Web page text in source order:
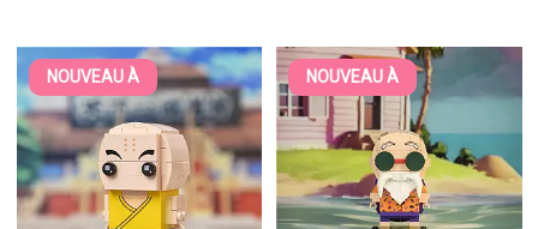
NOUVEAU À NOUVEAU À